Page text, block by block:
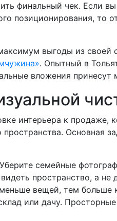
финальный чек. Если
позиционирования, то
выгоды из
. Опытный в
вложения принесут
интерьера к продаже,
пространства. Основная
семейные
пространство, а не
вещей, тем больше
или дачу.